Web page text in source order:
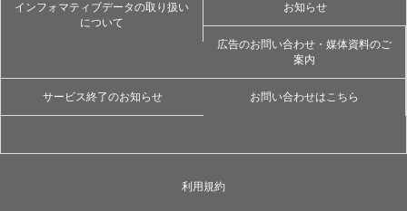
インフォマティブデータの取り扱い
について
お知らせ
広告のお問い合わせ・媒体資料のご
案内
サービス終了のお知らせ お問い合わせはこちら
利用規約